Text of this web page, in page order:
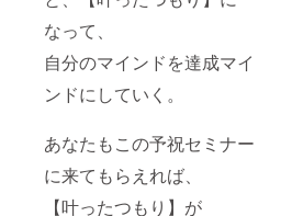
なって、
自分のマインドを達成マイ
ンドにしていく。
あなたもこの予祝セミナー
に来てもらえれば、
【叶ったつもり】が